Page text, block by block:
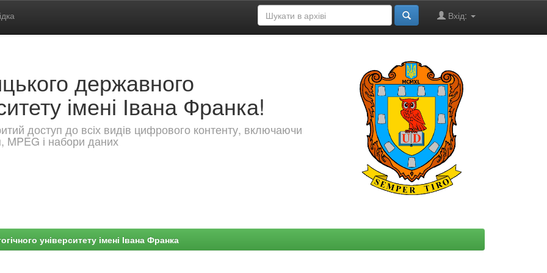
Вхід:
державного
імені Івана Франка!
доступ до всіх видів цифрового контенту, включаючи
MPEG і набори даних
університету імені Івана Франка